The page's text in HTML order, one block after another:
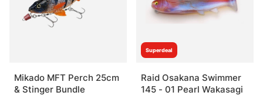
Mikado MFT Perch 25cm
& Stinger Bundle
Superdeal
Raid Osakana Swimmer
145 - 01 Pearl Wakasagi